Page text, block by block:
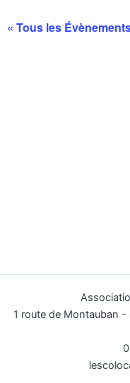
« Tous les
1 route de Montauban